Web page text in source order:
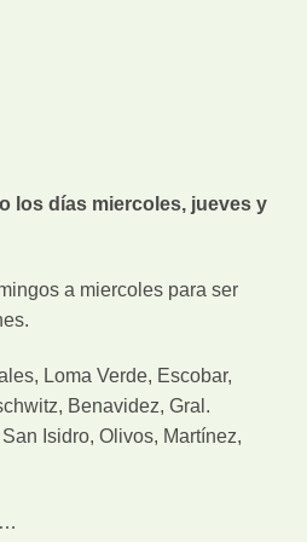
los días miercoles, jueves y
a miercoles para ser
Loma Verde, Escobar,
Benavidez, Gral.
Isidro, Olivos, Martínez,